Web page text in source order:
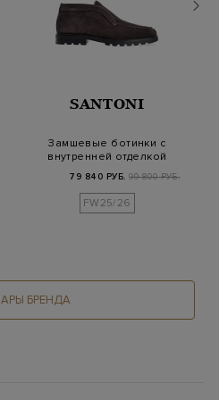
SANTONI
Замшевые ботинки с
внутренней отделкой
79 840 РУБ. 99 800 РУБ.
FW25/26
БРЕНДА